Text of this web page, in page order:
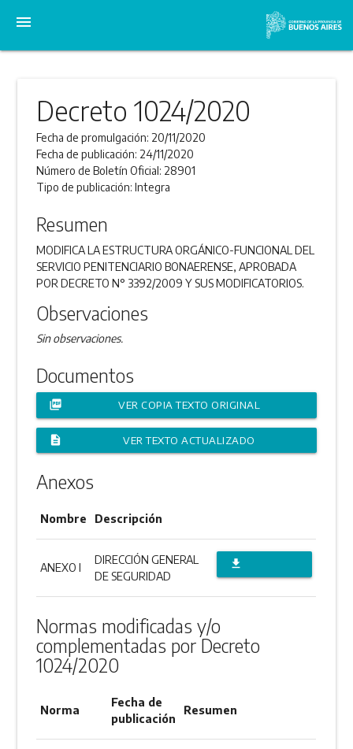
menu
Decreto 1024/2020
Fecha de promulgación: 20/11/2020
Fecha de publicación: 24/11/2020
Número de Boletín Oficial: 28901
Tipo de publicación:Integra
Resumen
MODIFICA LA ESTRUCTURA ORGÁNICO-FUNCIONAL DEL
SERVICIO PENITENCIARIO BONAERENSE, APROBADA
POR DECRETO N° 3392/2009 Y SUS MODIFICATORIOS.
Observaciones
Sin observaciones.
Documentos
picture_as_pdf VER COPIA TEXTO ORIGINAL
description VER TEXTO ACTUALIZADO
Anexos
Nombre Descripción
ANEXO I
DIRECCIÓN GENERAL
DE SEGURIDAD
file_download
Normas modificadas y/o
complementadas por Decreto
1024/2020
Norma
Fecha de
publicación
Resumen